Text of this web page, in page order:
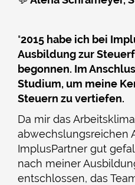
"2015 habe ich bei
Ausbildung zur
begonnen. Im
Studium, um meine
Steuern zu vertiefen.
Da mir das
abwechslungsreichen
ImplusPartner gut
nach meiner
entschlossen, das